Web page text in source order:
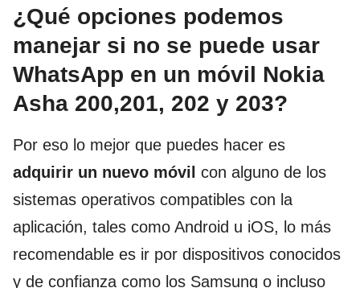
¿Qué opciones podemos
manejar si no se puede usar
WhatsApp en un móvil Nokia
Asha 200,201, 202 y 203?
Por eso lo mejor que puedes hacer es
adquirir un nuevo móvil con alguno de los
sistemas operativos compatibles con la
aplicación, tales como Android u iOS, lo más
recomendable es ir por dispositivos conocidos
y de confianza como los Samsung o incluso